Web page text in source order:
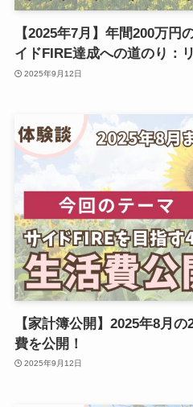
【2025年7月】年間200万
イドFIRE達成への道のり：
2025年9月12日
【家計簿公開】2025年8月
費を公開！
2025年9月12日